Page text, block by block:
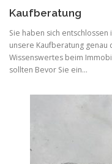
Kaufberatung
Sie haben sich
unsere Kaufberatung genau
Wissenswertes beim
sollten Bevor Sie ein…